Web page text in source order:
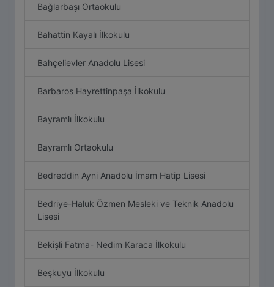
Bağlarbaşı Ortaokulu
Bahattin Kayalı İlkokulu
Bahçelievler Anadolu Lisesi
Barbaros Hayrettinpaşa İlkokulu
Bayramlı İlkokulu
Bayramlı Ortaokulu
Bedreddin Ayni Anadolu İmam Hatip Lisesi
Bedriye-Haluk Özmen Mesleki ve Teknik Anadolu
Lisesi
Bekişli Fatma- Nedim Karaca İlkokulu
Beşkuyu İlkokulu